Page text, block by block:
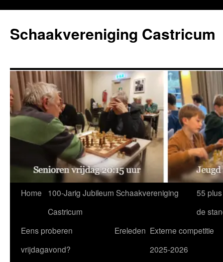
de
inhoud
Schaakvereniging Castricum
Home
100-Jarig Jubileum Schaakvereniging
Castricum
55
de
Eens proberen
vrijdagavond?
Ereleden Externe competitie
2025-2026